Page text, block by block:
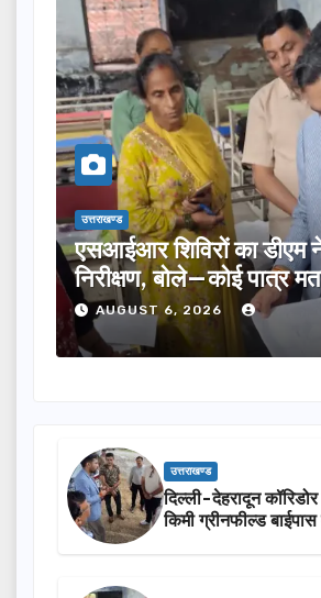
उत्तराखण्ड
तीलू रौतेली पुरस्कार के लिए
का चयन, 35 आंगनबाड़ी
होंगी सम्मानित…
AUGUST 6, 2026
उत्तराखण्ड
दिल्ली-देहरादून
किमी ग्रीनफील्ड